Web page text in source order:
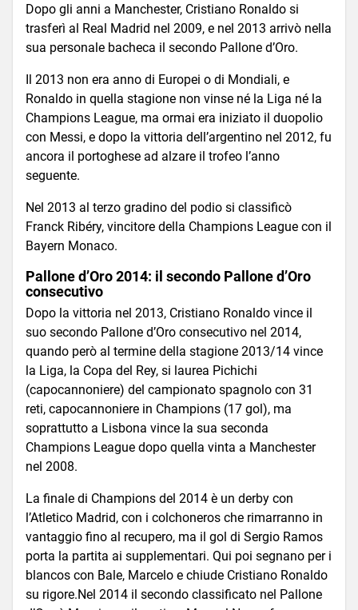
Dopo gli anni a Manchester, Cristiano Ronaldo si
trasferì al Real Madrid nel 2009, e nel 2013 arrivò nella
sua personale bacheca il secondo Pallone d’Oro.
Il 2013 non era anno di Europei o di Mondiali, e
Ronaldo in quella stagione non vinse né la Liga né la
Champions League, ma ormai era iniziato il duopolio
con Messi, e dopo la vittoria dell’argentino nel 2012, fu
ancora il portoghese ad alzare il trofeo l’anno
seguente.
Nel 2013 al terzo gradino del podio si classificò
Franck Ribéry, vincitore della Champions League con il
Bayern Monaco.
Pallone d’Oro 2014: il secondo Pallone d’Oro
consecutivo
Dopo la vittoria nel 2013, Cristiano Ronaldo vince il
suo secondo Pallone d’Oro consecutivo nel 2014,
quando però al termine della stagione 2013/14 vince
la Liga, la Copa del Rey, si laurea Pichichi
(capocannoniere) del campionato spagnolo con 31
reti, capocannoniere in Champions (17 gol), ma
soprattutto a Lisbona vince la sua seconda
Champions League dopo quella vinta a Manchester
nel 2008.
La finale di Champions del 2014 è un derby con
l’Atletico Madrid, con i colchoneros che rimarranno in
vantaggio fino al recupero, ma il gol di Sergio Ramos
porta la partita ai supplementari. Qui poi segnano per i
blancos con Bale, Marcelo e chiude Cristiano Ronaldo
su rigore.Nel 2014 il secondo classificato nel Pallone